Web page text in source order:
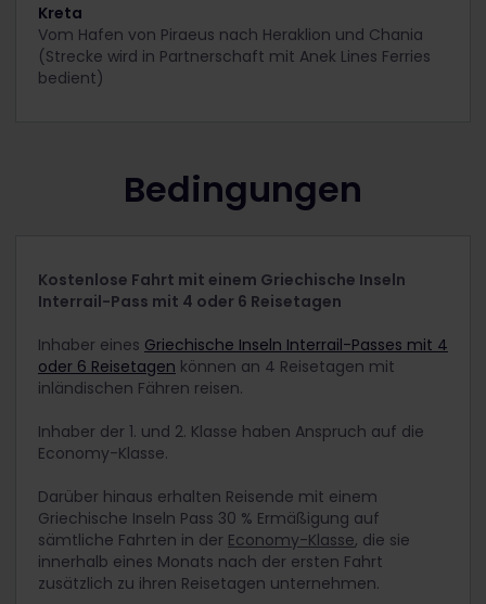
Kreta
Vom Hafen von Piraeus nach Heraklion und Chania
(Strecke wird in Partnerschaft mit Anek Lines Ferries
bedient)
Bedingungen
Kostenlose Fahrt mit einem Griechische Inseln
Interrail-Pass mit 4 oder 6 Reisetagen
Inhaber eines Griechische Inseln Interrail-Passes mit 4
oder 6 Reisetagen können an 4 Reisetagen mit
inländischen Fähren reisen.
Inhaber der 1. und 2. Klasse haben Anspruch auf die
Economy-Klasse.
Darüber hinaus erhalten Reisende mit einem
Griechische Inseln Pass 30 % Ermäßigung auf
sämtliche Fahrten in der Economy-Klasse, die sie
innerhalb eines Monats nach der ersten Fahrt
zusätzlich zu ihren Reisetagen unternehmen.